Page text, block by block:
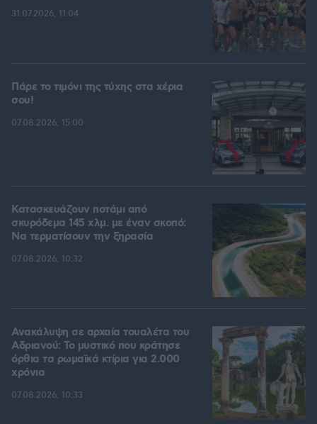
31.07.2026, 11:04
Πάρε το τιμόνι της τύχης στα χέρια
σου!
07.08.2026, 15:00
Κατασκευάζουν ποτάμι από
σκυρόδεμα 145 χλμ. με έναν σκοπό:
Να τερματίσουν την ξηρασία
07.08.2026, 10:32
Ανακάλυψη σε αρχαία τουαλέτα του
Αδριανού: Το μυστικό που κράτησε
όρθια τα ρωμαϊκά κτίρια για 2.000
χρόνια
07.08.2026, 10:33